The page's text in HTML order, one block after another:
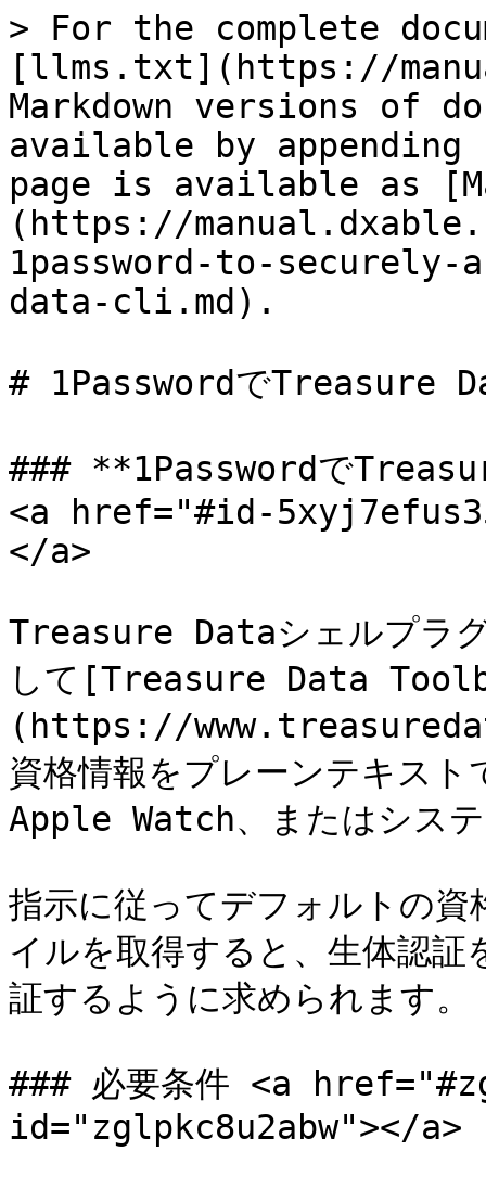
> For the complete
[llms.txt](https://
Markdown versions of
available by
page is available as
(https://
1password-to-
data-cli.md).
# 1PasswordでTreasure
### **1Passwordで
<a href="#id-
</a>
Treasure Dataシェルプラ
して[Treasure Data
(https://
資格情報をプレーンテキス
Apple Watch、またはシス
指示に従ってデフォルトの
イルを取得すると、生体認
証するように求められます。
### 必要条件 <a
id="zglpkc8u2abw"></a>